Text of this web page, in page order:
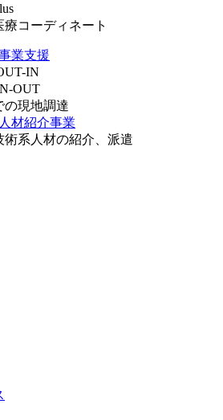
療コーディネート
業支援
IN
OUT
の現地調達
材紹介事業
術系人材の紹介、派遣